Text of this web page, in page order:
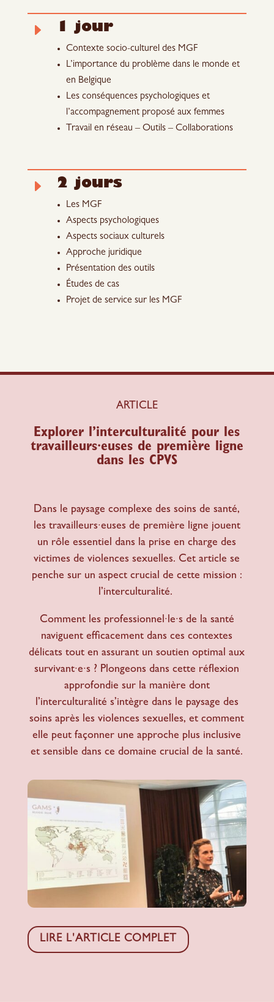
E 1 jour
Contexte socio-culturel des MGF
L’importance du problème dans le monde et
en Belgique
Les conséquences psychologiques et
l’accompagnement proposé aux femmes
Travail en réseau – Outils – Collaborations
E 2 jours
Les MGF
Aspects psychologiques
Aspects sociaux culturels
Approche juridique
Présentation des outils
Études de cas
Projet de service sur les MGF
ARTICLE
Explorer l’interculturalité pour les
travailleurs·euses de première ligne
dans les CPVS
Dans le paysage complexe des soins de santé,
les travailleurs·euses de première ligne jouent
un rôle essentiel dans la prise en charge des
victimes de violences sexuelles. Cet article se
penche sur un aspect crucial de cette mission :
l’interculturalité.
Comment les professionnel·le·s de la santé
naviguent efficacement dans ces contextes
délicats tout en assurant un soutien optimal aux
survivant·e·s ? Plongeons dans cette réflexion
approfondie sur la manière dont
l’interculturalité s’intègre dans le paysage des
soins après les violences sexuelles, et comment
elle peut façonner une approche plus inclusive
et sensible dans ce domaine crucial de la santé.
LIRE L'ARTICLE COMPLET